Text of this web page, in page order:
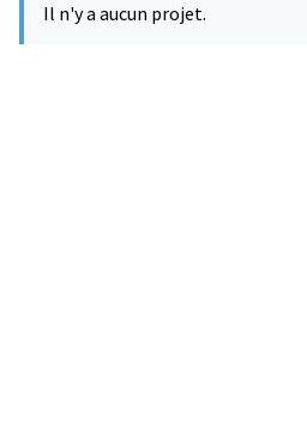
Il n'y a aucun projet.